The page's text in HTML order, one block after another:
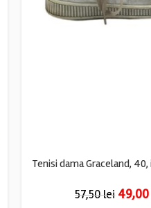
57,50lei 49,00